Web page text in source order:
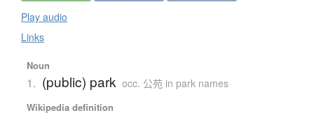
Play audio
Links
Noun
1. (public) park occ. 公苑 in park names
Wikipedia definition